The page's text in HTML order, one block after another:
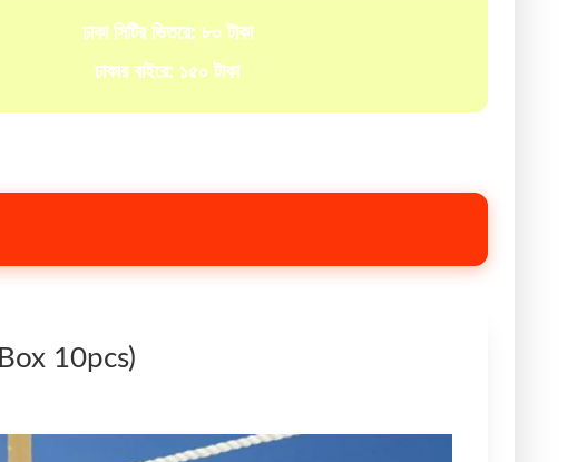
ঢাকা সিটির ভিতরে: ৮০ টাকা
ঢাকার বাইরে: ১৫০ টাকা
10pcs)